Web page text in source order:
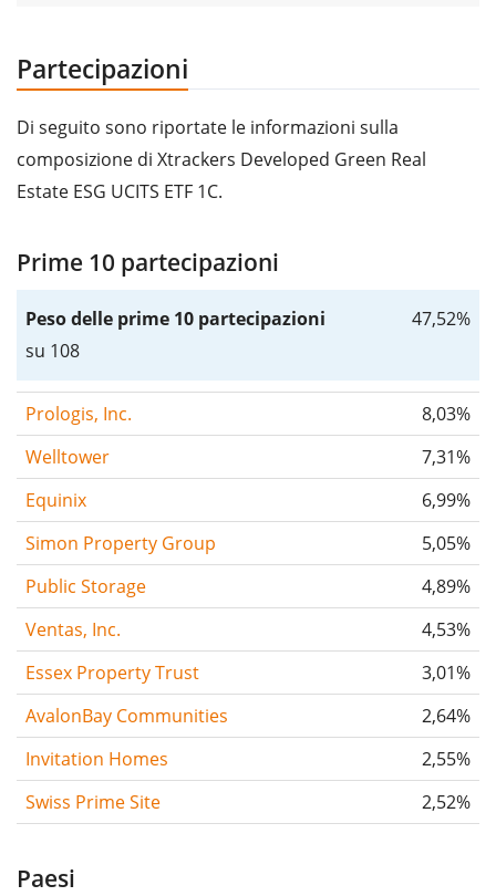
Partecipazioni
Di seguito sono riportate le informazioni sulla
composizione di Xtrackers Developed Green Real
Estate ESG UCITS ETF 1C.
Prime 10 partecipazioni
Peso delle prime 10 partecipazioni
su 108
47,52%
Prologis, Inc.
8,03%
Welltower
7,31%
Equinix
6,99%
Simon Property Group
5,05%
Public Storage
4,89%
Ventas, Inc.
4,53%
Essex Property Trust
3,01%
AvalonBay Communities
2,64%
Invitation Homes
2,55%
Swiss Prime Site
2,52%
Paesi